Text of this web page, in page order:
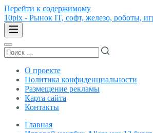
Перейти к содержимому
10pix - Рынок IT, софт, железо, роботы,
О проекте
Политика конфиденциальности
Размещение рекламы
Карта сайта
Контакты
Главная